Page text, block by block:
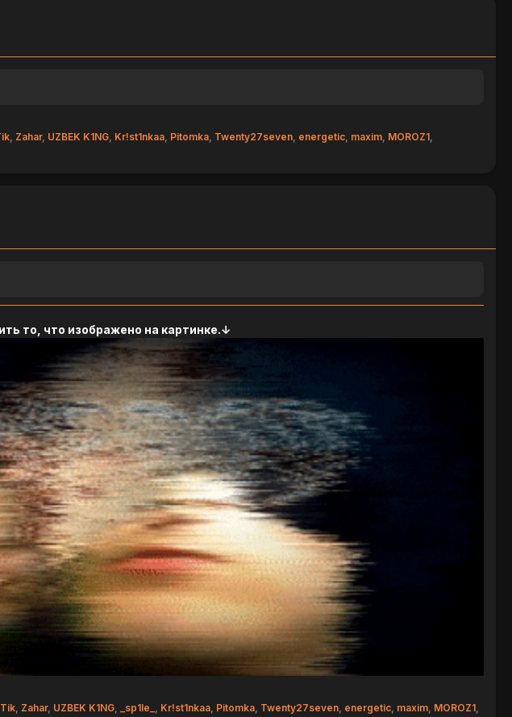
Zahar, UZBEK K1NG Kr!st1nkaa Pitomka Twenty27seven energetic maxim MOROZ1
то, что изображено на картинке.↓
, Zahar, UZBEK K1NG, _sp1le_ , Kr!st1nkaa, Pitomka, Twenty27seven, energetic, maxim, MOROZ1,